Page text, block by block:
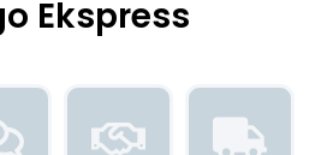
Ekspress